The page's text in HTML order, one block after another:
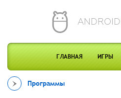
ANDROID
ГЛАВНАЯ ИГРЫ
Программы